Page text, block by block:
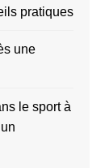
pratiques
une
le sport à